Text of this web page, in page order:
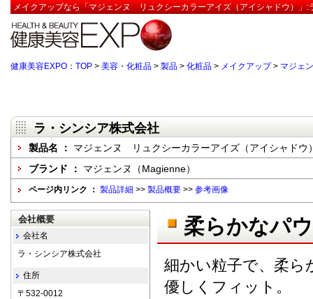
メイクアップなら「マジェンヌ リュクシーカラーアイズ（アイシャドウ）」:
健康美容EXPO：TOP > 美容・化粧品 > 製品 > 化粧品 > メイクアップ> マジェ
ラ・シンシア株式会社
製品名 ： マジェンヌ リュクシーカラーアイズ（アイシャドウ
ブランド ： マジェンヌ（Magienne）
ページ内リンク ： 製品詳細 >> 製品概要 >> 参考画像
柔らかなパ
細かい粒子で、柔
優しくフィット。
会社概要
会社名
ラ・シンシア株式会社
住所
〒532-0012